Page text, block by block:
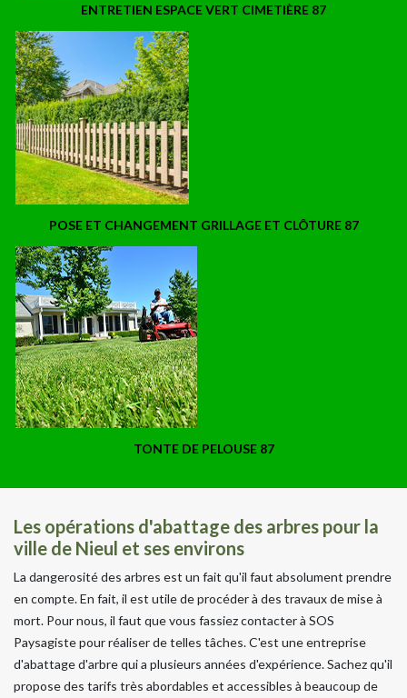
ENTRETIEN ESPACE VERT CIMETIÈRE 87
POSE ET CHANGEMENT GRILLAGE ET CLÔTURE 87
TONTE DE PELOUSE 87
Les opérations d'abattage des arbres pour la
ville de Nieul et ses environs
La dangerosité des arbres est un fait qu'il faut absolument prendre
en compte. En fait, il est utile de procéder à des travaux de mise à
mort. Pour nous, il faut que vous fassiez contacter à SOS
Paysagiste pour réaliser de telles tâches. C'est une entreprise
d'abattage d'arbre qui a plusieurs années d'expérience. Sachez qu'il
propose des tarifs très abordables et accessibles à beaucoup de